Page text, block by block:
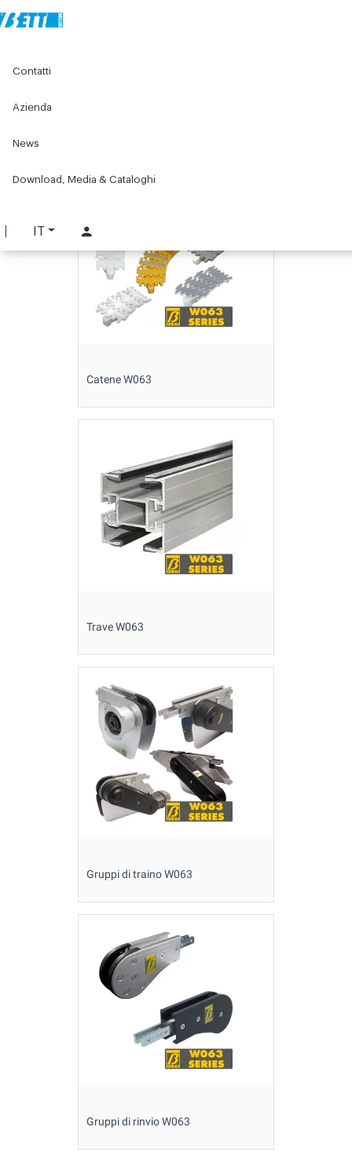
IT
Contatti
Azienda
News
Download, Media & Cataloghi
Componenti per nastri trasportatori Serie W
Caratteristiche dei materiali e dati tecnici
Catene W063
Trave W063
Gruppi di traino W063
Gruppi di rinvio W063